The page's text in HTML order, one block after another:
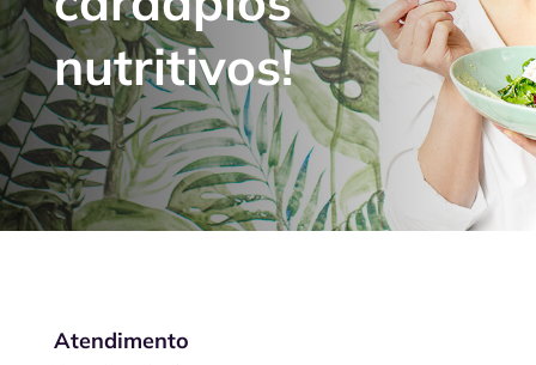
nutritivos!
Atendimento